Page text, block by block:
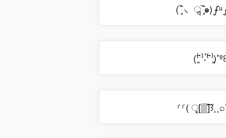
(‾͈̑ ◟ ॢ‾͈̑๑
⸂⸂(